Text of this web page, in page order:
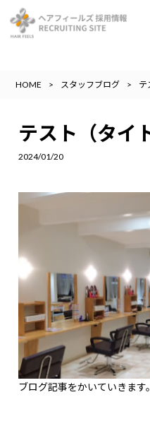
HOME スタッフブログ テ
テスト（タイ
2024/01/20
ブログ記事をかいていきます。